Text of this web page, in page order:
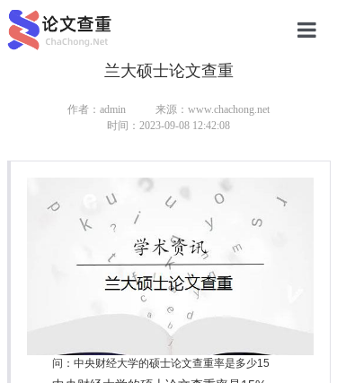
兰大硕士论文查重
作者：admin
来源：www.chachong.net
时间：2023-09-08 12:42:08
问：中央财经大学的硕士论文查重率是多少15